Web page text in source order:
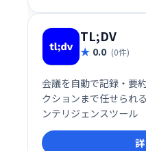
TL;DV
0.0 (0件)
会議を自動で記録・要
クションまで任せられ
ンテリジェンスツール